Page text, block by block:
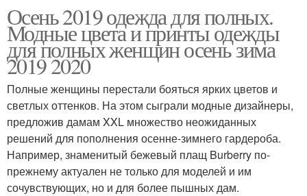
Осень 2019 одежда для полных.
Модные цвета и принты одежды
для полных женщин осень зима
2019 2020
Полные женщины перестали бояться ярких цветов и
светлых оттенков. На этом сыграли модные дизайнеры,
предложив дамам XXL множество неожиданных
решений для пополнения осенне-зимнего гардероба.
Например, знаменитый бежевый плащ Burberry по-
прежнему актуален не только для моделей и им
сочувствующих, но и для более пышных дам.